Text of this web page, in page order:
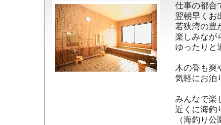
仕事の都合
翌朝早く
若狭湾の豊
楽しみなが
ゆったり
木の香も爽
気軽にお泊
みんなで楽
近くに海釣
（海釣り